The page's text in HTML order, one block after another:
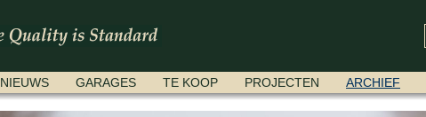
NIEUWS GARAGES TE KOOP PROJECTEN ARCHIEF